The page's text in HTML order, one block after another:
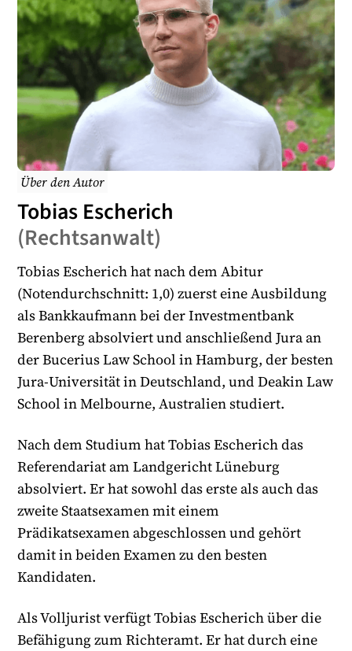
Über den Autor
Tobias Escherich
(Rechtsanwalt)
Tobias Escherich hat nach dem Abitur
(Notendurchschnitt: 1,0) zuerst eine Ausbildung
als Bankkaufmann bei der Investmentbank
Berenberg absolviert und anschließend Jura an
der Bucerius Law School in Hamburg, der besten
Jura-Universität in Deutschland, und Deakin Law
School in Melbourne, Australien studiert.
Nach dem Studium hat Tobias Escherich das
Referendariat am Landgericht Lüneburg
absolviert. Er hat sowohl das erste als auch das
zweite Staatsexamen mit einem
Prädikatsexamen abgeschlossen und gehört
damit in beiden Examen zu den besten
Kandidaten.
Als Volljurist verfügt Tobias Escherich über die
Befähigung zum Richteramt. Er hat durch eine